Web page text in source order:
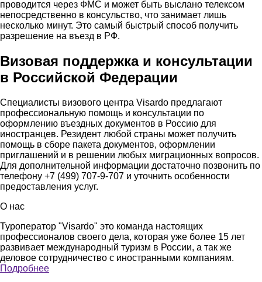
проводится через ФМС и может быть выслано телексом
непосредственно в консульство, что занимает лишь
несколько минут. Это самый быстрый способ получить
разрешение на въезд в РФ.
Визовая поддержка и консультации
в Российской Федерации
Специалисты визового центра Visardo предлагают
профессиональную помощь и консультации по
оформлению въездных документов в Россию для
иностранцев. Резидент любой страны может получить
помощь в сборе пакета документов, оформлении
приглашений и в решении любых миграционных вопросов.
Для дополнительной информации достаточно позвонить по
телефону +7 (499) 707-9-707 и уточнить особенности
предоставления услуг.
О нас
Туроператор "Visardo" это команда настоящих
профессионалов своего дела, которая уже более 15 лет
развивает международный туризм в России, а так же
деловое сотрудничество с иностранными компаниям.
Подробнее